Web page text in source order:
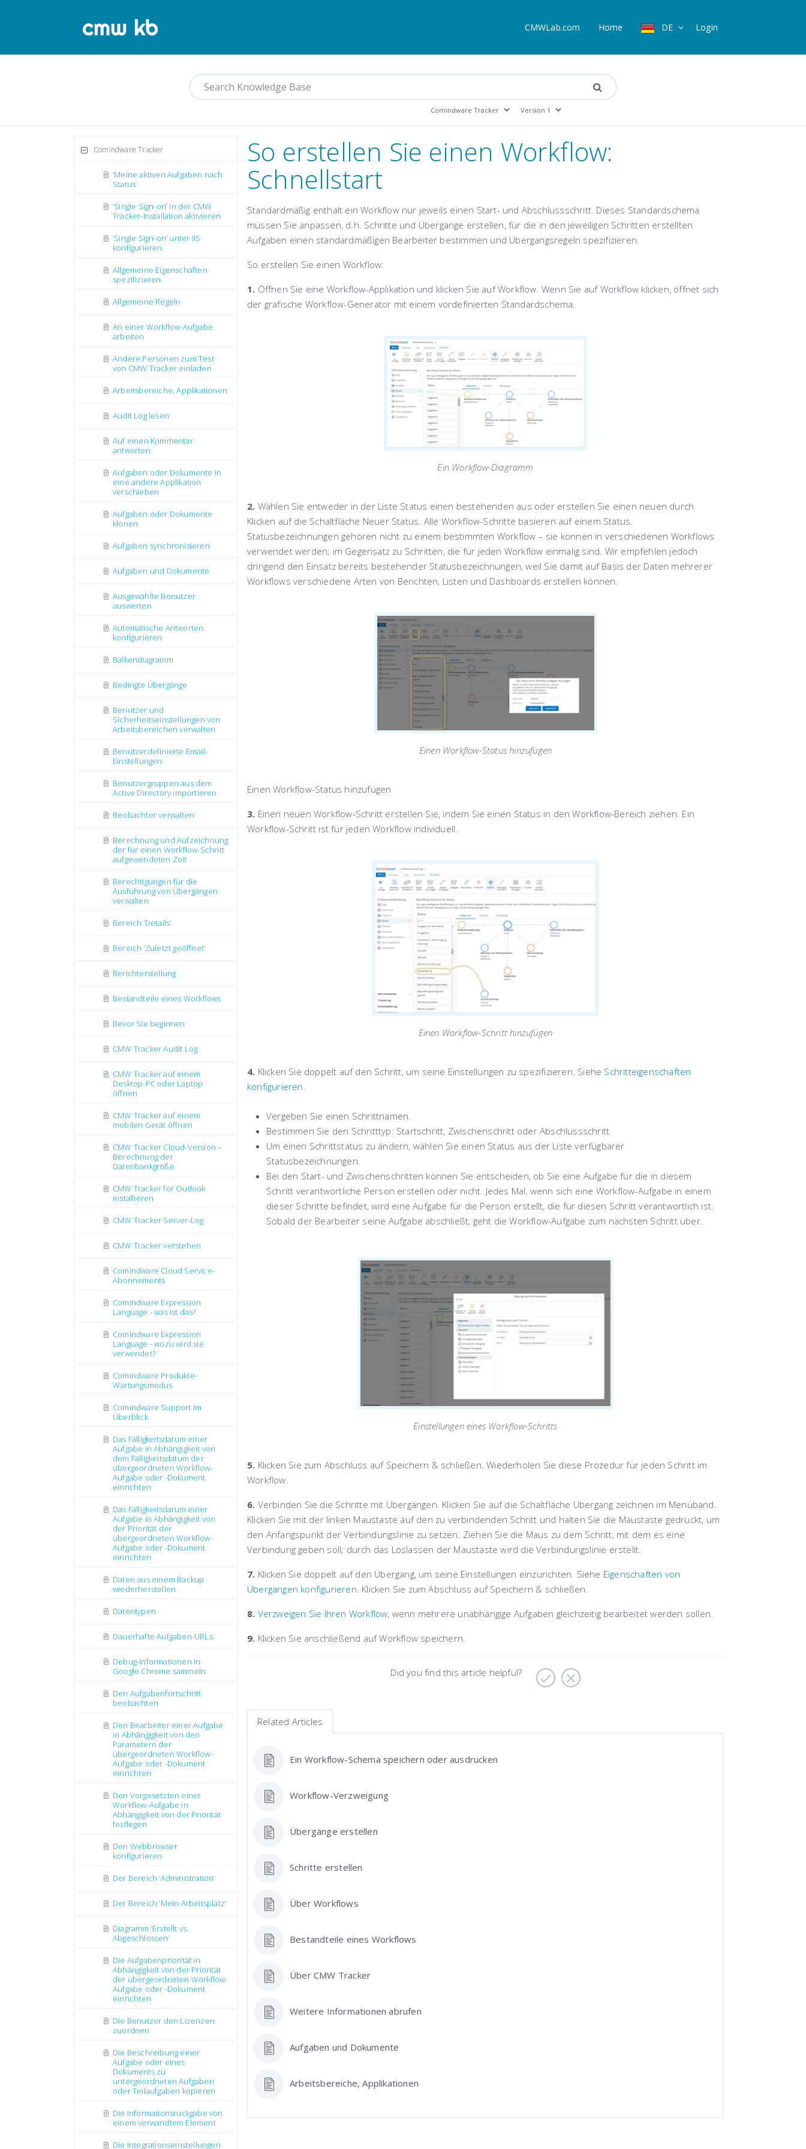
CMWLab.com Home DE Login
Comindware Tracker
’Meine aktiven Aufgaben nach
Status’
’Single Sign-on’ in der CMW
Tracker-Installation aktivieren
’Single Sign-on’ unter IIS
konfigurieren
Allgemeine Eigenschaften
spezifizieren
Allgemeine Regeln
An einer Workflow-Aufgabe
arbeiten
Andere Personen zum Test
von CMW Tracker einladen
Arbeitsbereiche, Applikationen
Audit Log lesen
Auf einen Kommentar
antworten
Aufgaben oder Dokumente in
eine andere Applikation
verschieben
Aufgaben oder Dokumente
klonen
Aufgaben synchronisieren
Aufgaben und Dokumente
Ausgewählte Benutzer
auswerten
Automatische Antworten
konfigurieren
Balkendiagramm
Bedingte Übergänge
Benutzer und
Sicherheitseinstellungen von
Arbeitsbereichen verwalten
Benutzerdefinierte Email-
Einstellungen
Benutzergruppen aus dem
Active Directory importieren
Beobachter verwalten
Berechnung und Aufzeichnung
der für einen Workflow-Schritt
aufgewendeten Zeit
Berechtigungen für die
Ausführung von Übergängen
verwalten
Bereich ’Details’
Bereich ’Zuletzt geöffnet’
Berichterstellung
Bestandteile eines Workflows
Bevor Sie beginnen
CMW Tracker Audit Log
CMW Tracker auf einem
Desktop-PC oder Laptop
öffnen
CMW Tracker auf einem
mobilen Gerät öffnen
CMW Tracker Cloud-Version –
Berechnung der
Datenbankgröße
CMW Tracker for Outlook
installieren
CMW Tracker Server-Log
CMW Tracker verstehen
Comindware Cloud Service-
Abonnements
Comindware Expression
Language - was ist das?
Comindware Expression
Language - wozu wird sie
verwendet?
Comindware Produkte-
Wartungsmodus
Comindware Support im
Überblick
Das Fälligkeitsdatum einer
Aufgabe in Abhängigkeit von
dem Fälligkeitsdatum der
übergeordneten Workflow-
Aufgabe oder -Dokument
einrichten
Das Fälligkeitsdatum einer
Aufgabe in Abhängigkeit von
der Priorität der
übergeordneten Workflow-
Aufgabe oder -Dokument
einrichten
Daten aus einem Backup
wiederherstellen
Datentypen
Dauerhafte Aufgaben-URLs
Debug-Informationen in
Google Chrome sammeln
Den Aufgabenfortschritt
beobachten
Den Bearbeiter einer Aufgabe
in Abhängigkeit von den
Parametern der
übergeordneten Workflow-
Aufgabe oder -Dokument
einrichten
Den Vorgesetzten einer
Workflow-Aufgabe in
Abhängigkeit von der Priorität
festlegen
Den Webbrowser
konfigurieren
Der Bereich ’Administration’
Der Bereich ’Mein Arbeitsplatz’
Diagramm ’Erstellt vs.
Abgeschlossen’
Die Aufgabenpriorität in
Abhängigkeit von der Priorität
der übergeordneten Workflow-
Aufgabe oder -Dokument
einrichten
Die Benutzer den Lizenzen
zuordnen
Die Beschreibung einer
Aufgabe oder eines
Dokuments zu
untergeordneten Aufgaben
oder Teilaufgaben kopieren
Die Informationsrückgabe von
einem verwandtem Element
Die Integrationseinstellungen
So erstellen Sie einen Workflow:
Schnellstart
Standardmäßig enthält ein Workflow nur jeweils einen Start- und Abschlussschritt. Dieses Standardschema
müssen Sie anpassen, d.h. Schritte und Übergänge erstellen, für die in den jeweiligen Schritten erstellten
Aufgaben einen standardmäßigen Bearbeiter bestimmen und Übergangsregeln spezifizieren.
So erstellen Sie einen Workflow:
1. Öffnen Sie eine Workflow-Applikation und klicken Sie aufWorkflow. Wenn Sie auf Workflow klicken, öffnet sich
der grafische Workflow-Generator mit einem vordefinierten Standardschema.
Ein Workflow-Diagramm
2. Wählen Sie entweder in der Liste Status einen bestehenden aus oder erstellen Sie einen neuen durch
Klicken auf die Schaltfläche Neuer Status . Alle Workflow-Schritte basieren auf einem Status.
Statusbezeichnungen gehören nicht zu einem bestimmten Workflow – sie können in verschiedenen Workflows
verwendet werden; im Gegensatz zu Schritten, die für jeden Workflow einmalig sind. Wir empfehlen jedoch
dringend den Einsatz bereits bestehender Statusbezeichnungen, weil Sie damit auf Basis der Daten mehrerer
Workflows verschiedene Arten von Berichten, Listen und Dashboards erstellen können.
Einen Workflow-Status hinzufügen
Einen Workflow-Status hinzufügen
3. Einen neuenWorkflow-Schritt erstellen Sie, indem Sie einen Status in den Workflow-Bereich ziehen. Ein
Workflow-Schritt ist für jeden Workflow individuell.
Einen Workflow-Schritt hinzufügen
4. Klicken Sie doppelt auf den Schritt, um seine Einstellungen zu spezifizieren. Siehe Schritteigenschaften
konfigurieren.
Vergeben Sie einen Schrittnamen.
Bestimmen Sie den Schritttyp: Startschritt, ZwischenschrittoderAbschlussschritt.
Um einen Schrittstatus zu ändern, wählen Sie einen Status aus der Liste verfügbarer
Statusbezeichnungen.
Bei den Start-und Zwischenschritten können Sie entscheiden, ob Sie eine Aufgabe für die in diesem
Schritt verantwortliche Person erstellen oder nicht. Jedes Mal, wenn sich eine Workflow-Aufgabe in einem
dieser Schritte befindet, wird eine Aufgabe für die Person erstellt, die für diesen Schritt verantwortlich ist.
Sobald der Bearbeiter seine Aufgabe abschließt, geht die Workflow-Aufgabe zum nächsten Schritt über.
Einstellungen eines Workflow-Schritts
5. Klicken Sie zum Abschluss auf Speichern & schließen . Wiederholen Sie diese Prozedur für jeden Schritt im
Workflow.
6. Verbinden Sie die Schritte mit Übergängen . Klicken Sie auf die Schaltfläche Übergang zeichnen im Menüband.
Klicken Sie mit der linken Maustaste auf den zu verbindenden Schritt und halten Sie die Maustaste gedrückt, um
den Anfangspunkt der Verbindungslinie zu setzen. Ziehen Sie die Maus zu dem Schritt, mit dem es eine
Verbindung geben soll; durch das Loslassen der Maustaste wird die Verbindungslinie erstellt.
7. Klicken Sie doppelt auf den Übergang, um seine Einstellungen einzurichten. Siehe Eigenschaften von
Übergängen konfigurieren . Klicken Sie zum Abschluss auf Speichern & schließen
8. Verzweigen Sie Ihren Workflow, wenn mehrere unabhängige Aufgaben gleichzeitig bearbeitet werden sollen.
9. Klicken Sie anschließend aufWorkflow speichern
Did you find this article helpful?
Related Articles
Ein Workflow-Schema speichern oder ausdrucken
Workflow-Verzweigung
Übergänge erstellen
Schritte erstellen
Über Workflows
Bestandteile eines Workflows
Über CMW Tracker
Weitere Informationen abrufen
Aufgaben und Dokumente
Arbeitsbereiche, Applikationen